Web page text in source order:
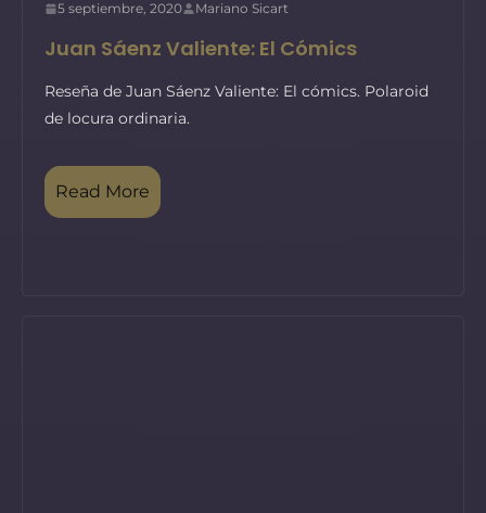
5 septiembre, 2020 Mariano Sicart
Juan Sáenz Valiente: El Cómics
Reseña de Juan Sáenz Valiente: El cómics. Polaroid
de locura ordinaria.
Read More